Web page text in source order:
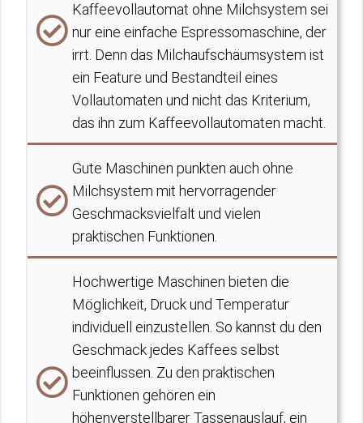
Kaffeevollautomat ohne Milchsystem sei
nur eine einfache Espressomaschine, der
irrt. Denn das Milchaufschäumsystem ist
ein Feature und Bestandteil eines
Vollautomaten und nicht das Kriterium,
das ihn zum Kaffeevollautomaten macht.
Gute Maschinen punkten auch ohne
Milchsystem mit hervorragender
Geschmacksvielfalt und vielen
praktischen Funktionen.
Hochwertige Maschinen bieten die
Möglichkeit, Druck und Temperatur
individuell einzustellen. So kannst du den
Geschmack jedes Kaffees selbst
beeinflussen. Zu den praktischen
Funktionen gehören ein
höhenverstellbarer Tassenauslauf, ein